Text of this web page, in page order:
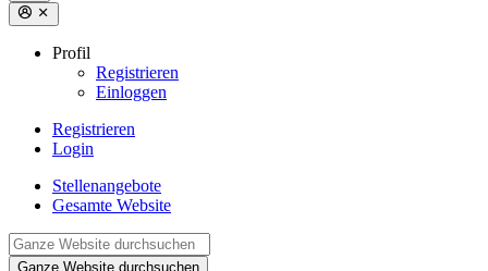
Profil
Registrieren
Einloggen
Registrieren
Login
Stellenangebote
Gesamte Website